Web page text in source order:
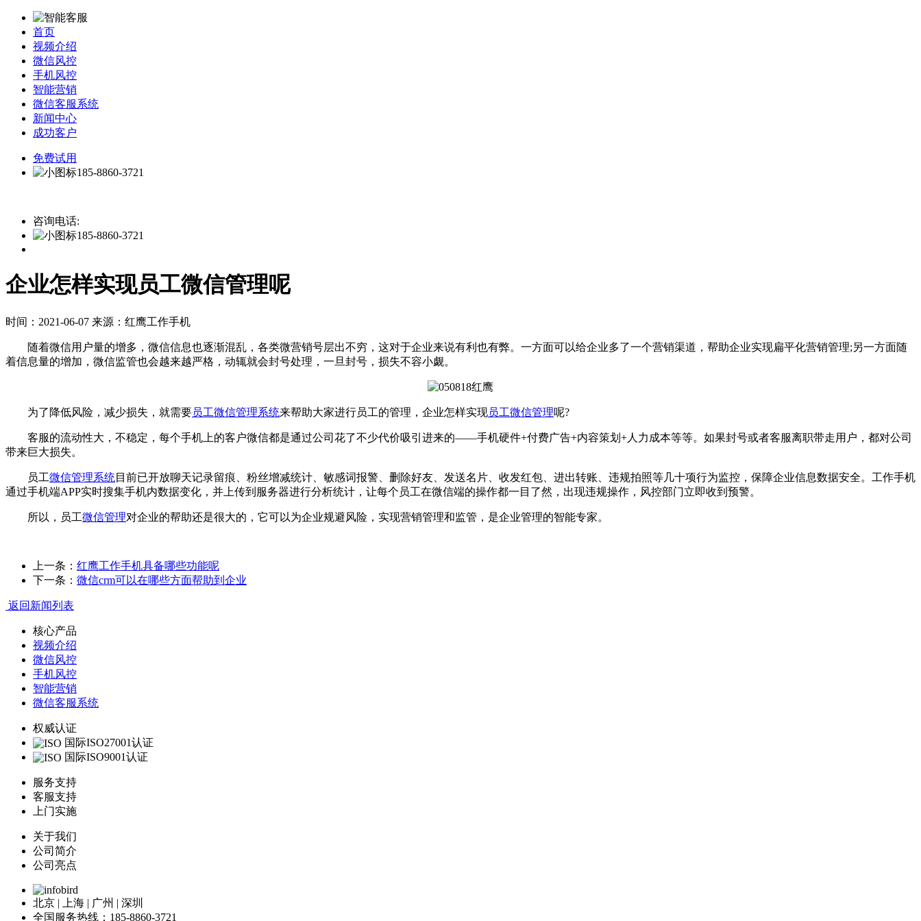
首页
视频介绍
微信风控
手机风控
智能营销
微信客服系统
新闻中心
成功客户
免费试用
185-8860-3721
咨询电话:
185-8860-3721
企业怎样实现员工微信管理呢
时间：2021-06-07 来源：红鹰工作手机
随着微信用户量的增多，微信信息也逐渐混乱，各类微营销号层出不穷，这对于企业来说有利也有弊。一方面可以给企业多了一个营销渠道，帮助企业实现扁平化营销管理;另一方面随
着信息量的增加，微信监管也会越来越严格，动辄就会封号处理，一旦封号，损失不容小觑。
为了降低风险，减少损失，就需要员工微信管理系统来帮助大家进行员工的管理，企业怎样实现员工微信管理呢?
客服的流动性大，不稳定，每个手机上的客户微信都是通过公司花了不少代价吸引进来的——手机硬件+付费广告+内容策划+人力成本等等。如果封号或者客服离职带走用户，都对公司
带来巨大损失。
员工微信管理系统目前已开放聊天记录留痕、粉丝增减统计、敏感词报警、删除好友、发送名片、收发红包、进出转账、违规拍照等几十项行为监控，保障企业信息数据安全。工作手机
通过手机端APP实时搜集手机内数据变化，并上传到服务器进行分析统计，让每个员工在微信端的操作都一目了然，出现违规操作，风控部门立即收到预警。
所以，员工微信管理对企业的帮助还是很大的，它可以为企业规避风险，实现营销管理和监管，是企业管理的智能专家。
上一条： 红鹰工作手机具备哪些功能呢
下一条： 微信crm可以在哪些方面帮助到企业
返回新闻列表
核心产品
视频介绍
微信风控
手机风控
智能营销
微信客服系统
权威认证
国际ISO27001认证
国际ISO9001认证
服务支持
客服支持
上门实施
关于我们
公司简介
公司亮点
北京 | 上海 | 广州 | 深圳
全国服务热线：185-8860-3721